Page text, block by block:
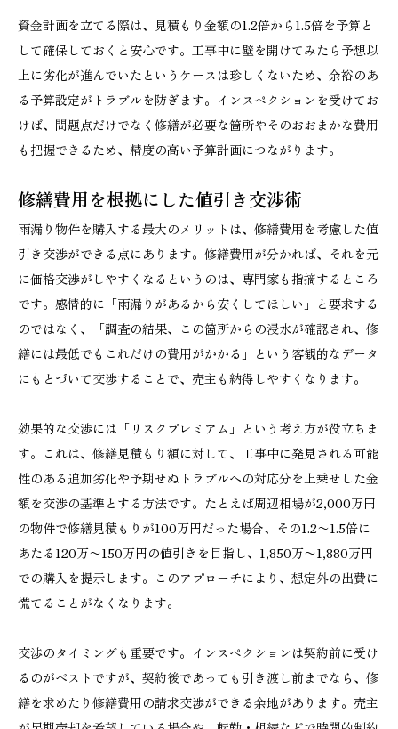
資金計画を立てる際は、見積もり金額の1.2倍から1.5倍を予算と
して確保しておくと安心です。工事中に壁を開けてみたら予想以
上に劣化が進んでいたというケースは珍しくないため、余裕のあ
る予算設定がトラブルを防ぎます。インスペクションを受けてお
けば、問題点だけでなく修繕が必要な箇所やそのおおまかな費用
も把握できるため、精度の高い予算計画につながります。
修繕費用を根拠にした値引き交渉術
雨漏り物件を購入する最大のメリットは、修繕費用を考慮した値
引き交渉ができる点にあります。修繕費用が分かれば、それを元
に価格交渉がしやすくなるというのは、専門家も指摘するところ
です。感情的に「雨漏りがあるから安くしてほしい」と要求する
のではなく、「調査の結果、この箇所からの浸水が確認され、修
繕には最低でもこれだけの費用がかかる」という客観的なデータ
にもとづいて交渉することで、売主も納得しやすくなります。
効果的な交渉には「リスクプレミアム」という考え方が役立ちま
す。これは、修繕見積もり額に対して、工事中に発見される可能
性のある追加劣化や予期せぬトラブルへの対応分を上乗せした金
額を交渉の基準とする方法です。たとえば周辺相場が2,000万円
の物件で修繕見積もりが100万円だった場合、その1.2〜1.5倍に
あたる120万〜150万円の値引きを目指し、1,850万〜1,880万円
での購入を提示します。このアプローチにより、想定外の出費に
慌てることがなくなります。
交渉のタイミングも重要です。インスペクションは契約前に受け
るのがベストですが、契約後であっても引き渡し前までなら、修
繕を求めたり修繕費用の請求交渉ができる余地があります。売主